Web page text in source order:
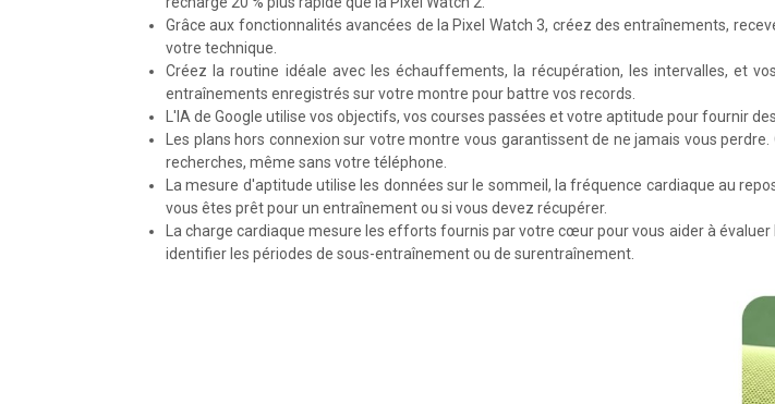
Grâce aux fonctionnalités avancées de la Pixel Watch 3, créez des entraînements,
votre technique.
Créez la routine idéale avec les échauffements, la récupération, les intervalles, et
entraînements enregistrés sur votre montre pour battre vos records.
L'IA de Google utilise vos objectifs, vos courses passées et votre aptitude pour fournir
Les plans hors connexion sur votre montre vous garantissent de ne jamais vous
recherches, même sans votre téléphone.
La mesure d'aptitude utilise les données sur le sommeil, la fréquence cardiaque au
vous êtes prêt pour un entraînement ou si vous devez récupérer.
La charge cardiaque mesure les efforts fournis par votre cœur pour vous aider à
identifier les périodes de sous-entraînement ou de surentraînement.